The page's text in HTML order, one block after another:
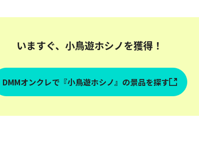
いますぐ、小鳥遊ホシノを獲得！
DMMオンクレで『小鳥遊ホシノ』の景品を探す